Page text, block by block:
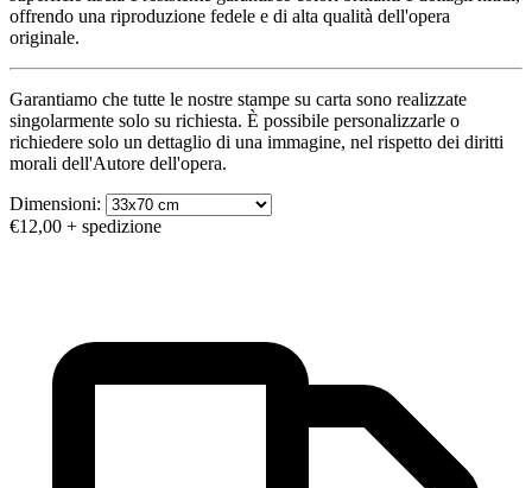
offrendo una riproduzione fedele e di alta qualità dell'opera
originale.
Garantiamo che tutte le nostre stampe su carta sono realizzate
singolarmente solo su richiesta. È possibile personalizzarle o
richiedere solo un dettaglio di una immagine, nel rispetto dei diritti
morali dell'Autore dell'opera.
Dimensioni:
€12,00 + spedizione